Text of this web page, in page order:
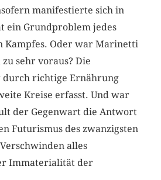
manifestierte sich in
ein Grundproblem jedes
Kampfes. Oder war Marinetti
sehr voraus? Die
durch richtige Ernährung
Kreise erfasst. Und war
der Gegenwart die Antwort
Futurismus des zwanzigsten
alles
Immaterialität der